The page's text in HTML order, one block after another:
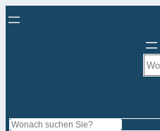
Search